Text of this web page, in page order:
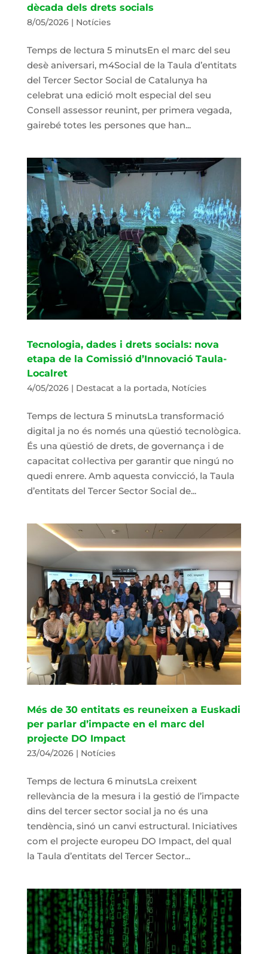
dècada dels drets socials
8/05/2026| Notícies
Temps de lectura 5 minutsEn el marc del seu
desè aniversari, m4Social de la Taula d’entitats
del Tercer Sector Social de Catalunya ha
celebrat una edició molt especial del seu
Consell assessor reunint, per primera vegada,
gairebé totes les persones que han...
Tecnologia, dades i drets socials: nova
etapa de la Comissió d’Innovació Taula-
Localret
4/05/2026| Destacat a la portada, Notícies
Temps de lectura 5 minutsLa transformació
digital ja no és només una qüestió tecnològica.
És una qüestió de drets, de governança i de
capacitat col·lectiva per garantir que ningú no
quedi enrere. Amb aquesta convicció, la Taula
d’entitats del Tercer Sector Social de...
Més de 30 entitats es reuneixen a Euskadi
per parlar d’impacte en el marc del
projecte DO Impact
23/04/2026| Notícies
Temps de lectura 6 minutsLa creixent
rellevància de la mesura i la gestió de l’impacte
dins del tercer sector social ja no és una
tendència, sinó un canvi estructural. Iniciatives
com el projecte europeu DO Impact, del qual
la Taula d’entitats del Tercer Sector...